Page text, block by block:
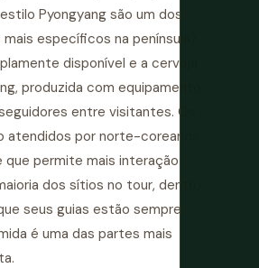
Pyongyang são um dos
específicos na península).
disponível e a cerveja
produzida com equipamento
entre visitantes. Os
atendidos por norte-coreanos
que permite mais interação
dos sítios no tour, dentro
seus guias estão sempre
é uma das partes mais